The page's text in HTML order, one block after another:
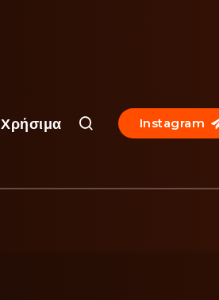
Χρήσιμα Instagram